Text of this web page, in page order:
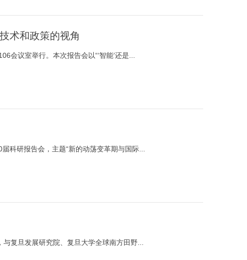
术和政策的视角
议室举行。本次报告会以“‘智能’还是...
科研报告会，主题“新的动荡变革期与国际...
复旦发展研究院、复旦大学全球南方田野...